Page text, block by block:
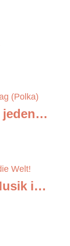
Genieß’ Dein Leben jeden Tag (Polka)
Play along – Blas’ Musik in die Welt!